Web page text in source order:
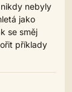
nebyly
jako
se směj
příklady